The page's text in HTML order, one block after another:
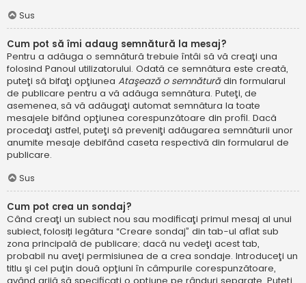
Sus
Cum pot să îmi adaug semnătură la mesaj?
Pentru a adăuga o semnătură trebuie întâi să vă creaţi una
folosind Panoul utilizatorului. Odată ce semnătura este creată,
puteţi să bifaţi opţiunea Ataşează o semnăturădin formularul
de publicare pentru a vă adăuga semnătura. Puteţi, de
asemenea, să vă adăugaţi automat semnătura la toate
mesajele bifând opţiunea corespunzătoare din profil. Dacă
procedaţi astfel, puteţi să preveniţi adăugarea semnăturii unor
anumite mesaje debifând caseta respectivă din formularul de
publicare.
Sus
Cum pot crea un sondaj?
Când creaţi un subiect nou sau modificaţi primul mesaj al unui
subiect, folosiți legătura “Creare sondaj” din tab-ul aflat sub
zona principală de publicare; dacă nu vedeţi acest tab,
probabil nu aveţi permisiunea de a crea sondaje. Introduceţi un
titlu şi cel puţin două opţiuni în câmpurile corespunzătoare,